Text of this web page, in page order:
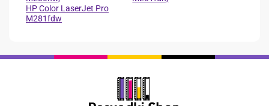
HP Color LaserJet Pro
M281fdw